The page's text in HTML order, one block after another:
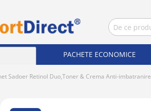
PACHETE ECONOMICE
Sadoer Retinol Duo,Toner & Crema Anti-imbatranire